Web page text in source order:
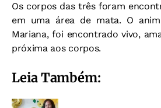
Os corpos das três foram
em uma área de mata. O
Mariana, foi encontrado vivo,
próxima aos corpos.
Leia Também: